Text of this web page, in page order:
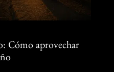
Cómo aprovechar